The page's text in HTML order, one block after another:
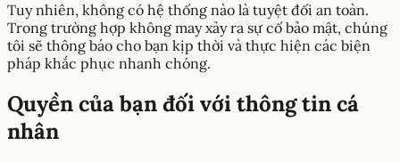
Tuy nhiên, không có hệ thống nào là tuyệt đối an toàn.
Trong trường hợp không may xảy ra sự cố bảo mật, chúng
tôi sẽ thông báo cho bạn kịp thời và thực hiện các biện
pháp khắc phục nhanh chóng.
Quyền của bạn đối với thông tin cá
nhân